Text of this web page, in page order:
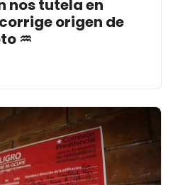
nos tutela en
origen de
♒︎